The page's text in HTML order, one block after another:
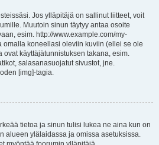
Jos ylläpitäjä on sallinut liitteet, voit
Muutoin sinun täytyy antaa osoite
esim. http://www.example.com/my-
omalla koneellasi oleviin kuviin (ellei se ole
käyttäjätunnistuksen takana, esim.
salasanasuojatut sivustot, jne.
[img]-tagia.
tietoa ja sinun tulisi lukea ne aina kun on
alueen ylälaidassa ja omissa asetuksissa.